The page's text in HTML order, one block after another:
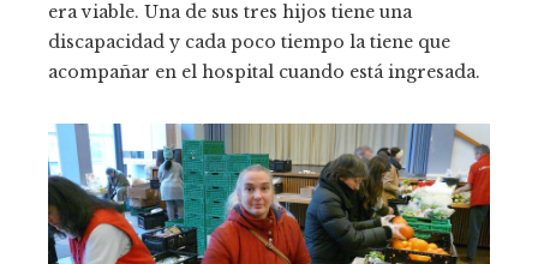
era viable. Una de sus tres hijos tiene una
discapacidad y cada poco tiempo la tiene que
acompañar en el hospital cuando está ingresada.